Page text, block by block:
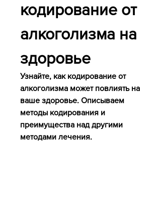
кодирование от
алкоголизма на
здоровье
Узнайте, как кодирование от
алкоголизма может повлиять на
ваше здоровье. Описываем
методы кодирования и
преимущества над другими
методами лечения.